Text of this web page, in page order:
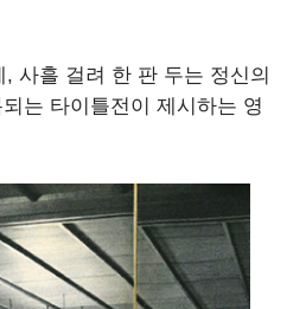
사흘 걸려 한 판 두는 정신의
는 타이틀전이 제시하는 영